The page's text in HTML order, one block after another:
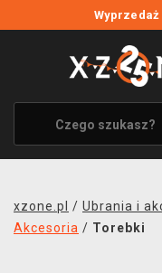
WYPRZEDAŻ
WSZYSTKIE MARKI
XZONE ORIGINALS
UBRANIA I
SOUNDTRACKI
xzone.pl / Ubrania i
Akcesoria / Torebki